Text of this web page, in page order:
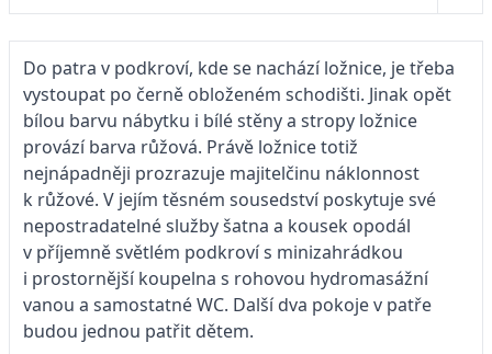
Do patra v podkroví, kde se nachází ložnice, je třeba
vystoupat po černě obloženém schodišti. Jinak opět
bílou barvu nábytku i bílé stěny a stropy ložnice
provází barva růžová. Právě ložnice totiž
nejnápadněji prozrazuje majitelčinu náklonnost
k růžové. V jejím těsném sousedství poskytuje své
nepostradatelné služby šatna a kousek opodál
v příjemně světlém podkroví s minizahrádkou
i prostornější koupelna s rohovou hydromasážní
vanou a samostatné WC. Další dva pokoje v patře
budou jednou patřit dětem.